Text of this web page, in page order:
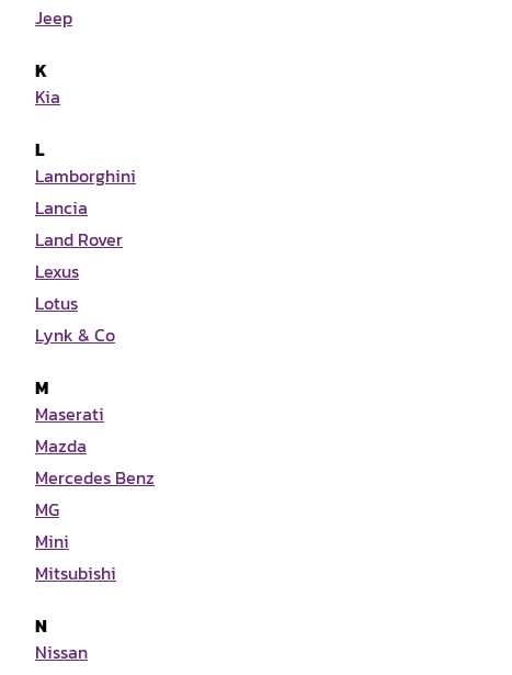
Jeep
K
Kia
L
Lamborghini
Lancia
Land Rover
Lexus
Lotus
Lynk & Co
M
Maserati
Mazda
Mercedes Benz
MG
Mini
Mitsubishi
N
Nissan